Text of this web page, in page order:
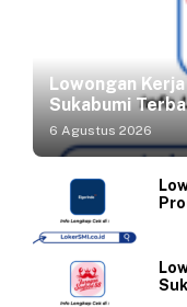
Lowongan
Sukabumi
6 Agustus 2026